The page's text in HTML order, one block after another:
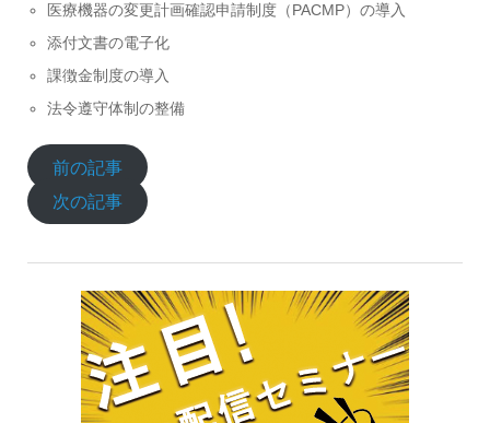
医療機器の変更計画確認申請制度（PACMP）の導入
添付文書の電子化
課徴金制度の導入
法令遵守体制の整備
前の記事
次の記事